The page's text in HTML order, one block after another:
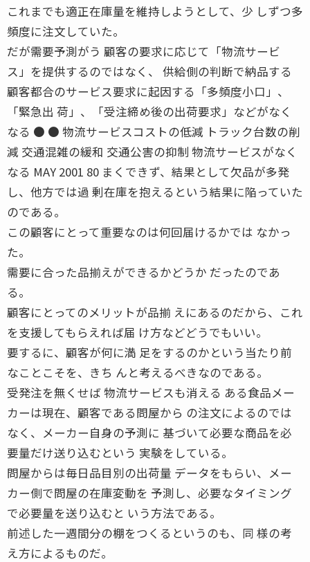
これまでも適正在庫量を維持しようとして、少 しずつ多
頻度に注文していた。
だが需要予測がう 顧客の要求に応じて「物流サービ
ス」を提供するのではなく、 供給側の判断で納品する
顧客都合のサービス要求に起因する「多頻度小口」、
「緊急出 荷」、「受注締め後の出荷要求」などがなく
なる ● ● 物流サービスコストの低減 トラック台数の削
減 交通混雑の緩和 交通公害の抑制 物流サービスがなく
なる MAY 2001 80 まくできず、結果として欠品が多発
し、他方では過 剰在庫を抱えるという結果に陥っていた
のである。
この顧客にとって重要なのは何回届けるかでは なかっ
た。
需要に合った品揃えができるかどうか だったのであ
る。
顧客にとってのメリットが品揃 えにあるのだから、これ
を支援してもらえれば届 け方などどうでもいい。
要するに、顧客が何に満 足をするのかという当たり前
なことこそを、きち んと考えるべきなのである。
受発注を無くせば 物流サービスも消える ある食品メー
カーは現在、顧客である問屋から の注文によるのでは
なく、メーカー自身の予測に 基づいて必要な商品を必
要量だけ送り込むという 実験をしている。
問屋からは毎日品目別の出荷量 データをもらい、メー
カー側で問屋の在庫変動を 予測し、必要なタイミング
で必要量を送り込むと いう方法である。
前述した一週間分の棚をつくるというのも、同 様の考
え方によるものだ。